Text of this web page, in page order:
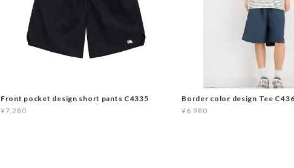
Front pocket design short pants C4335
¥7,280
Border color design Tee
¥6,980